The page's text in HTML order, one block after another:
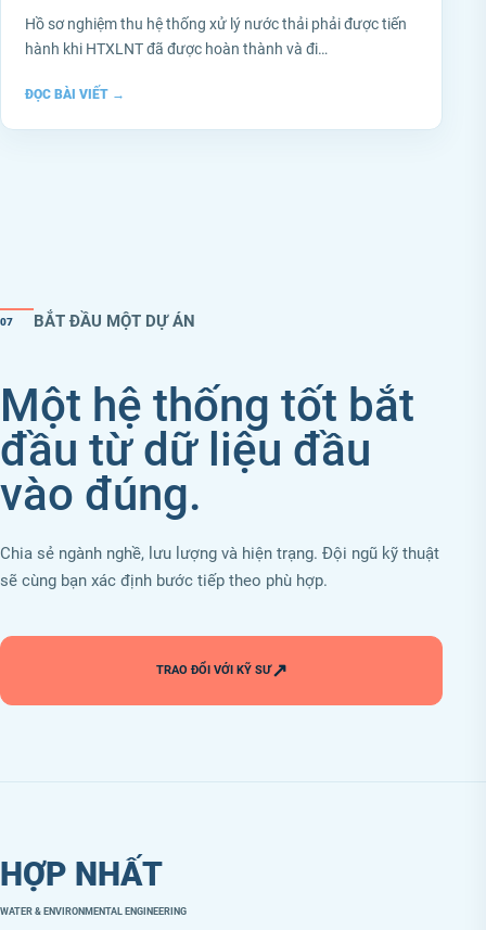
Hồ sơ nghiệm thu hệ thống xử lý nước thải phải được tiến
hành khi HTXLNT đã được hoàn thành và đi…
ĐỌC BÀI VIẾT →
07 BẮT ĐẦU MỘT DỰ ÁN
Một hệ thống tốt bắt
đầu từ dữ liệu đầu
vào đúng.
Chia sẻ ngành nghề, lưu lượng và hiện trạng. Đội ngũ kỹ thuật
sẽ cùng bạn xác định bước tiếp theo phù hợp.
TRAO ĐỔI VỚI KỸ SƯ↗
HỢP NHẤT
WATER & ENVIRONMENTAL ENGINEERING